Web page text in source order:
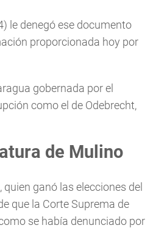
le denegó ese documento
proporcionada hoy por
gobernada por el
como el de Odebrecht,
de Mulino
ganó las elecciones del
que la Corte Suprema de
se había denunciado por